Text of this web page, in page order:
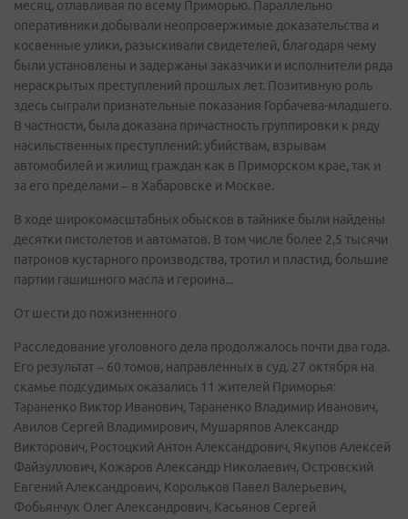
месяц, отлавливая по всему Приморью. Параллельно
оперативники добывали неопровержимые доказательства и
косвенные улики, разыскивали свидетелей, благодаря чему
были установлены и задержаны заказчики и исполнители ряда
нераскрытых преступлений прошлых лет. Позитивную роль
здесь сыграли признательные показания Горбачева-младшего.
В частности, была доказана причастность группировки к ряду
насильственных преступлений: убийствам, взрывам
автомобилей и жилищ граждан как в Приморском крае, так и
за его пределами – в Хабаровске и Москве.
В ходе широкомасштабных обысков в тайнике были найдены
десятки пистолетов и автоматов. В том числе более 2,5 тысячи
патронов кустарного производства, тротил и пластид, большие
партии гашишного масла и героина...
От шести до пожизненного
Расследование уголовного дела продолжалось почти два года.
Его результат – 60 томов, направленных в суд. 27 октября на
скамье подсудимых оказались 11 жителей Приморья:
Тараненко Виктор Иванович, Тараненко Владимир Иванович,
Авилов Сергей Владимирович, Мушаряпов Александр
Викторович, Ростоцкий Антон Александрович, Якупов Алексей
Файзуллович, Кожаров Александр Николаевич, Островский
Евгений Александрович, Корольков Павел Валерьевич,
Фобьянчук Олег Александрович, Касьянов Сергей